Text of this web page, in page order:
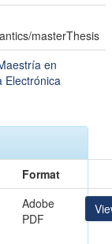
masterThesis
en
Electrónica
Format
Adobe
PDF